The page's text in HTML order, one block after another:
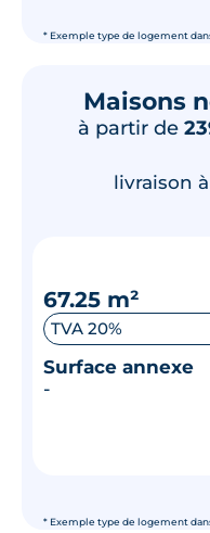
* Exemple type de logement
Maisons
à partir de
* Exemple type de logement
livraison
67.25 m²
TVA 20%
Surface annexe
-